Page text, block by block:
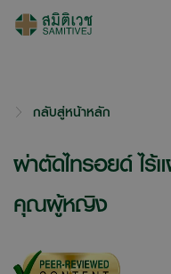
กลับสู่หน้าหลัก
ผ่าตัดไทรอยด์ ไร้
คุณผู้หญิง